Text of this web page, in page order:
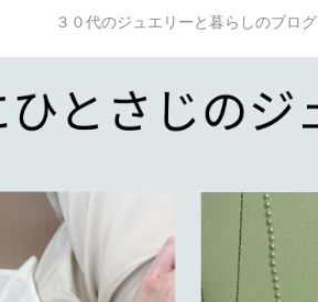
３０代のジュエリーと暮らしのブログ